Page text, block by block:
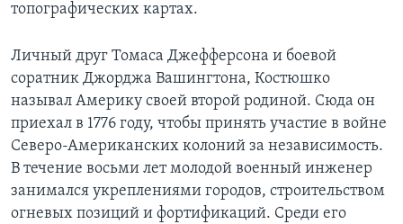
топографических картах.
Личный друг Томаса Джефферсона и боевой
соратник Джорджа Вашингтона, Костюшко
называл Америку своей второй родиной. Сюда он
приехал в 1776 году, чтобы принять участие в войне
Северо-Американских колоний за независимость.
В течение восьми лет молодой военный инженер
занимался укреплениями городов, строительством
огневых позиций и фортификаций. Среди его